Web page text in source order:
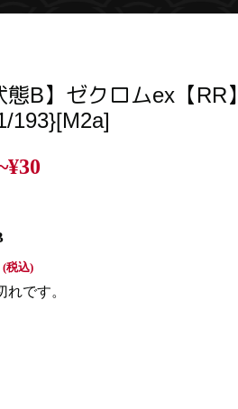
態B】ゼクロムex【RR】
193}[M2a]
¥30
(税込)
れです。